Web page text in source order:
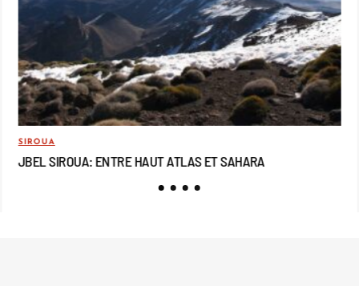
SIROUA
JBEL SIROUA: ENTRE HAUT ATLAS ET SAHARA